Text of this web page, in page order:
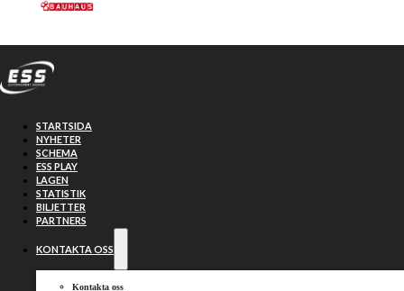
Hoppa till huvudinnehåll
STARTSIDA
NYHETER
SCHEMA
ESS PLAY
LAGEN
STATISTIK
BILJETTER
PARTNERS
KONTAKTA OSS
Kontakta oss
Dackarna